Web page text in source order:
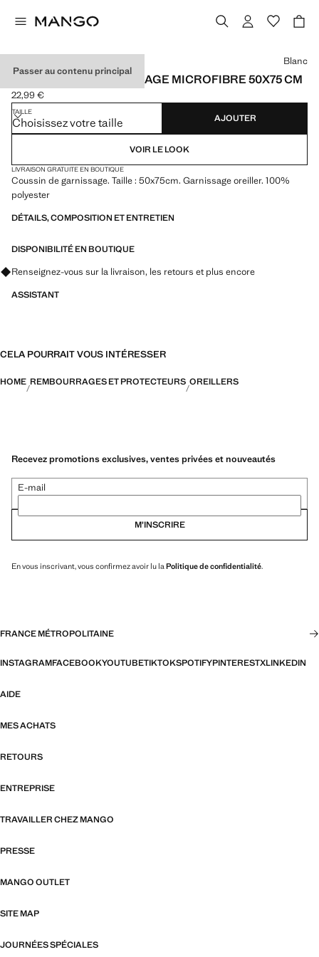
Passer au contenu principal
OREILLER DE GARNISSAGE MICROFIBRE 50X75 CM
Prix actuel [22,99 € ]
22,99 €
Choisissez une couleur
Blanc
TAILLE
Choisissez votre taille AJOUTER
VOIR LE LOOK
LIVRAISON GRATUITE EN BOUTIQUE
Coussin de garnissage. Taille : 50x75cm. Garnissage oreiller. 100%
polyester
DÉTAILS, COMPOSITION ET ENTRETIEN
DISPONIBILITÉ EN BOUTIQUE
Renseignez-vous sur la livraison, les retours et plus encore
ASSISTANT
CELA POURRAIT VOUS INTÉRESSER
HOME REMBOURRAGES ET PROTECTEURS OREILLERS
Recevez promotions exclusives, ventes privées et nouveautés
E-mail
M’INSCRIRE
En vous inscrivant, vous confirmez avoir lu la Politique de confidentialité.
FRANCE MÉTROPOLITAINE
INSTAGRAMFACEBOOKYOUTUBETIKTOKSPOTIFYPINTERESTXLINKEDIN
AIDE
MES ACHATS
RETOURS
ENTREPRISE
TRAVAILLER CHEZ MANGO
PRESSE
MANGO OUTLET
SITE MAP
JOURNÉES SPÉCIALES